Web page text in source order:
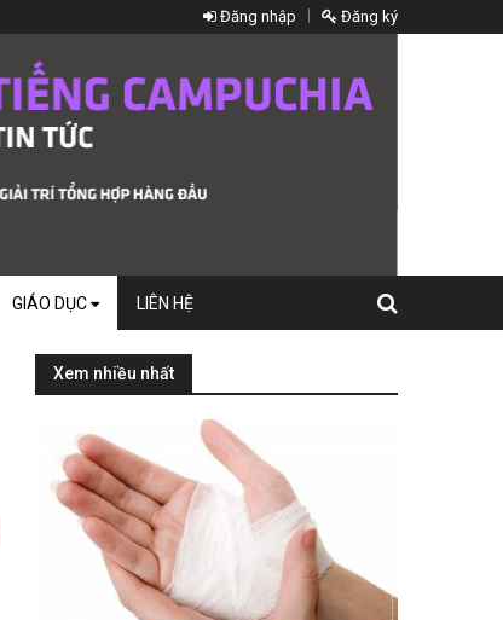
Đăng nhập Đăng ký
GIÁO DỤC LIÊN HỆ
Xem nhiều nhất